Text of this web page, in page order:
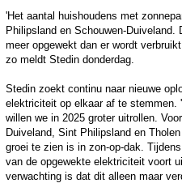
'Het aantal huishoudens met
Philipsland en Schouwen-
meer opgewekt dan er wordt
zo meldt Stedin donderdag.
Stedin zoekt continu naar nieuwe
elektriciteit op elkaar af te stemmen.
willen we in 2025 groter uitrollen.
Duiveland, Sint Philipsland en
groei te zien is in zon-op-dak.
van de opgewekte elektriciteit voort
verwachting is dat dit alleen maar